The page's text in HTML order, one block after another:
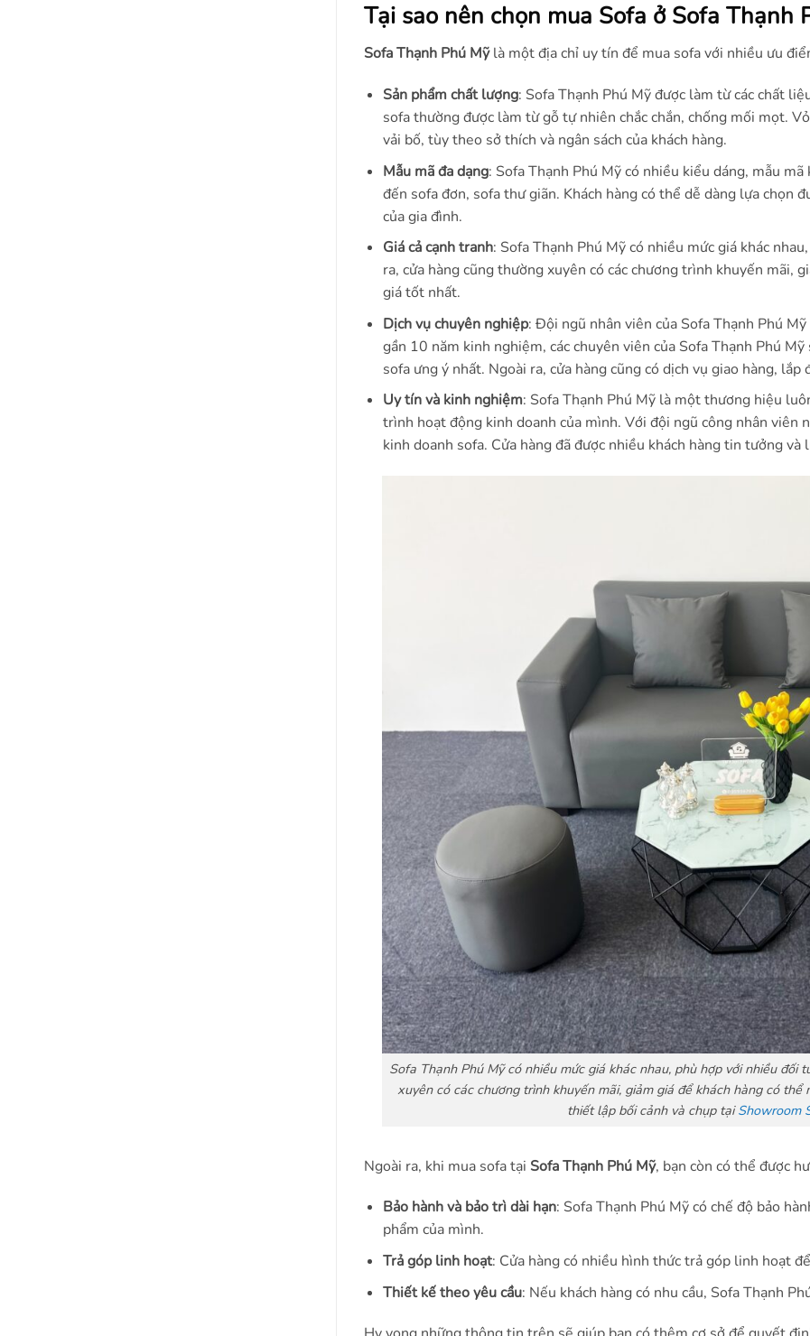
Tại sao nên chọn mua Sofa ở Sofa Thạnh
Sofa Thạnh Phú Mỹlà một địa chỉ uy tín để mua sofa với nhiều ưu
Sản phẩm chất lượng: Sofa Thạnh Phú Mỹ được làm từ các chất
sofa thường được làm từ gỗ tự nhiên chắc chắn, chống mối mọt.
vải bố, tùy theo sở thích và ngân sách của khách hàng.
Mẫu mã đa dạng: Sofa Thạnh Phú Mỹ có nhiều kiểu dáng, mẫu
đến sofa đơn, sofa thư giãn. Khách hàng có thể dễ dàng lựa chọn
của gia đình.
Giá cả cạnh tranh: Sofa Thạnh Phú Mỹ có nhiều mức giá khác
ra, cửa hàng cũng thường xuyên có các chương trình khuyến mãi,
giá tốt nhất.
Dịch vụ chuyên nghiệp: Đội ngũ nhân viên của Sofa Thạnh Phú
gần 10 năm kinh nghiệm, các chuyên viên của Sofa Thạnh Phú
sofa ưng ý nhất. Ngoài ra, cửa hàng cũng có dịch vụ giao hàng, lắp
Uy tín và kinh nghiệm: Sofa Thạnh Phú Mỹ là một thương hiệu
trình hoạt động kinh doanh của mình. Với đội ngũ công nhân
kinh doanh sofa. Cửa hàng đã được nhiều khách hàng tin tưởng và
Sofa Thạnh Phú Mỹ có nhiều mức giá khác nhau, phù hợp với nhiều đối
xuyên có các chương trình khuyến mãi, giảm giá để khách hàng có
thiết lập bối cảnh và chụp tạiShowroom
Ngoài ra, khi mua sofa tại Sofa Thạnh Phú Mỹ, bạn còn có thể được
Bảo hành và bảo trì dài hạn: Sofa Thạnh Phú Mỹ có chế độ bảo
phẩm của mình.
Trả góp linh hoạt: Cửa hàng có nhiều hình thức trả góp linh hoạt
Thiết kế theo yêu cầu: Nếu khách hàng có nhu cầu, Sofa Thạnh